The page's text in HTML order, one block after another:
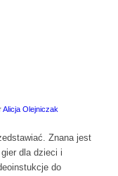
Alicja Olejniczak
Znana jest
dla dzieci i
do